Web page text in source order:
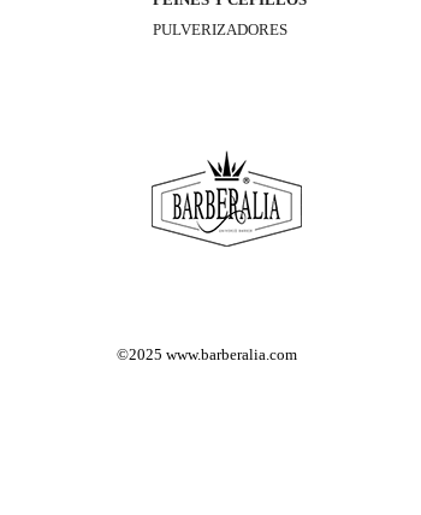
PULVERIZADORES
©2025www.barberalia.com